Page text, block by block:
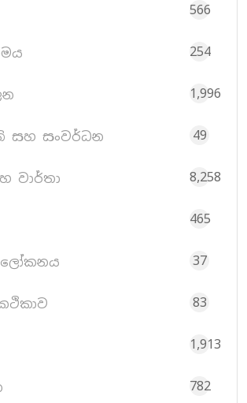
566
254
1,996
සහ සංවර්ධන 49
වාර්තා 8,258
465
37
83
1,913
782